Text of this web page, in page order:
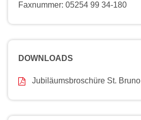
Faxnummer: 05254 99 34-180
DOWNLOADS
Jubiläumsbroschüre St. Bruno